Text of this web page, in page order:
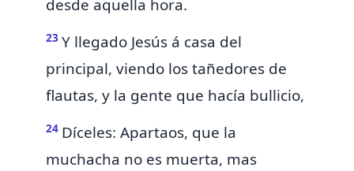
desde aquella hora.
23 Y llegado Jesús á casa del
principal, viendo los tañedores de
flautas, y la gente que hacía bullicio,
24 Díceles: Apartaos, que la
muchacha no es muerta, mas